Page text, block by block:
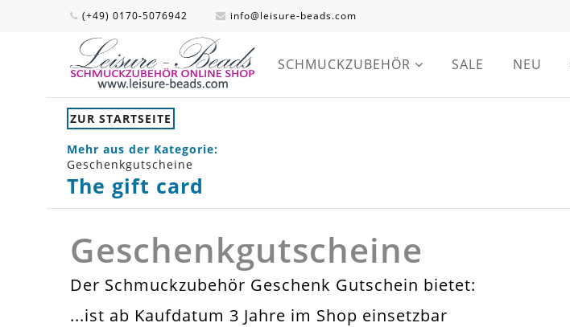
(+49) 0170-5076942 info@leisure-beads.com
SCHMUCKZUBEHÖR SALE NEU
ZUR STARTSEITE
Mehr aus der Kategorie:
Geschenkgutscheine
The gift card
Geschenkgutscheine
Der Schmuckzubehör Geschenk Gutschein bietet:
...ist ab Kaufdatum 3 Jahre im Shop einsetzbar